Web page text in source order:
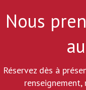
Nous
Réservez dès à